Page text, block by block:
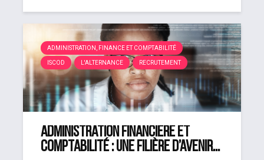
ADMINISTRATION, FINANCE ET COMPTABILITÉ
ISCOD L'ALTERNANCE RECRUTEMENT
Administration financière et
comptabilité : une filière d’avenir...